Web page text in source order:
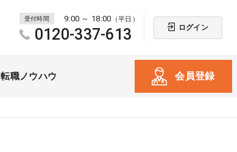
受付時間 9:00 ～ 18:00 （平日）
0120-337-613 ログイン
転職ノウハウ 会員登録